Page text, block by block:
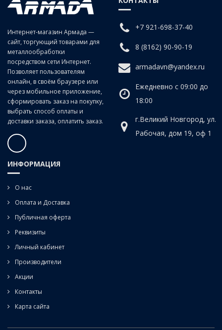
Интернет-магазин Армада —
сайт, торгующий товарами для
металлообработки
посредством сети Интернет.
Позволяет пользователям
онлайн, в своём браузере или
через мобильное приложение,
сформировать заказ на покупку,
выбрать способ оплаты и
доставки заказа, оплатить заказ.
+7 921-698-37-40
8 (8162) 90-90-19
armadavn@yandex.ru
Ежедневно с 09:00 до
18:00
г.Великий Новгород, ул.
Рабочая, дом 19, оф 1
ИНФОРМАЦИЯ
О нас
Оплата и Доставка
Публичная оферта
Реквизиты
Личный кабинет
Производители
Акции
Контакты
Карта сайта